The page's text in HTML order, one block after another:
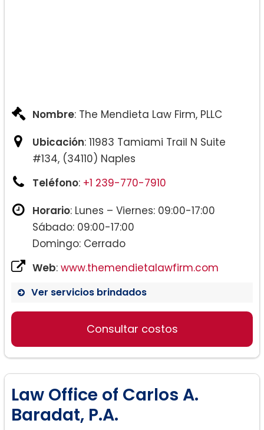
Nombre: The Mendieta Law Firm, PLLC
Ubicación: 11983 Tamiami Trail N Suite
#134, (34110) Naples
Teléfono: +1 239-770-7910
Horario: Lunes – Viernes: 09:00-17:00
Sábado: 09:00-17:00
Domingo: Cerrado
Web: www.themendietalawfirm.com
Ver servicios brindados
Consultar costos
Law Office of Carlos A.
Baradat, P.A.